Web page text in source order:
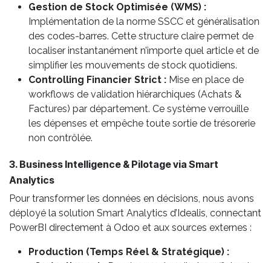
Gestion de Stock Optimisée (WMS) :
Implémentation de la norme SSCC et généralisation
des codes-barres. Cette structure claire permet de
localiser instantanément n’importe quel article et de
simplifier les mouvements de stock quotidiens.
Controlling Financier Strict : Mise en place de
workflows de validation hiérarchiques (Achats &
Factures) par département. Ce système verrouille
les dépenses et empêche toute sortie de trésorerie
non contrôlée.
3. Business Intelligence & Pilotage via Smart
Analytics
Pour transformer les données en décisions, nous avons
déployé la solution Smart Analytics d’Idealis, connectant
PowerBI directement à Odoo et aux sources externes :
Production (Temps Réel & Stratégique) :